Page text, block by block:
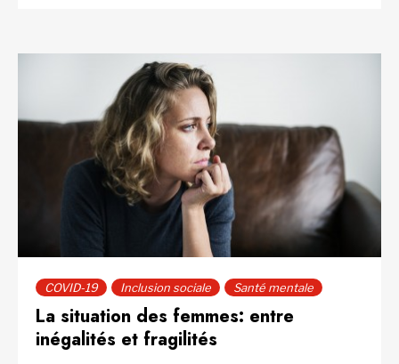
COVID-19 Inclusion sociale Santé mentale
La situation des femmes: entre
inégalités et fragilités